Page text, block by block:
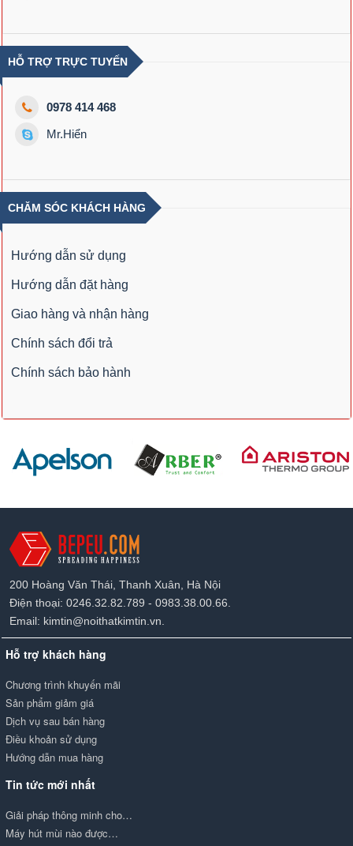
HỖ TRỢ TRỰC TUYẾN
0978 414 468
Mr.Hiển
CHĂM SÓC KHÁCH HÀNG
Hướng dẫn sử dụng
Hướng dẫn đặt hàng
Giao hàng và nhận hàng
Chính sách đổi trả
Chính sách bảo hành
200 Hoàng Văn Thái, Thanh Xuân, Hà Nội
Điện thoại: 0246.32.82.789 - 0983.38.00.66.
Email: kimtin@noithatkimtin.vn.
Hỗ trợ khách hàng
Chương trình khuyến mãi
Sản phẩm giảm giá
Dịch vụ sau bán hàng
Điều khoản sử dụng
Hướng dẫn mua hàng
Tin tức mới nhất
Giải pháp thông minh cho…
Máy hút mùi nào được…